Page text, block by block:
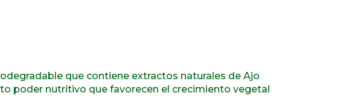
que contiene extractos naturales de Ajo
poder nutritivo que favorecen el crecimiento vegetal